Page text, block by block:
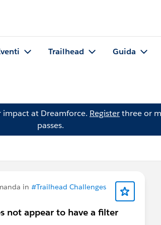
Trailhead Guida
at Dreamforce. Registerthree or
passes.
in #Trailhead Challenges
not appear to have a filter